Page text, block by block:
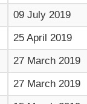
09 July 2019
25 April 2019
27 March 2019
27 March 2019